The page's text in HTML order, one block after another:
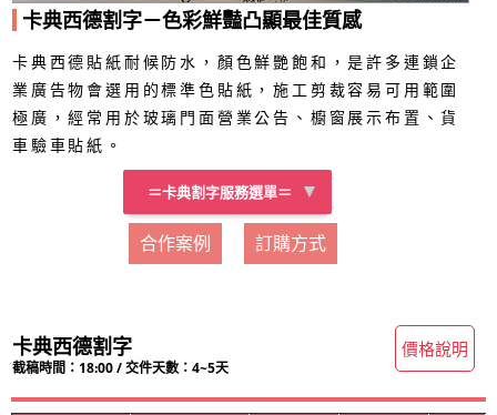
卡典西德割字－色彩鮮豔凸顯最佳質感
卡典西德貼紙耐候防水，顏色鮮艷飽和，是許多連鎖企
業廣告物會選用的標準色貼紙，施工剪裁容易可用範圍
極廣，經常用於玻璃門面營業公告、櫥窗展示布置、貨
車驗車貼紙。
＝卡典割字服務選單＝
一般卡典系列
金銀卡典系列
反光卡典系列
合作案例 訂購方式
卡典西德割字
截稿時間：18:00 / 交件天數：4~5天
價格說明